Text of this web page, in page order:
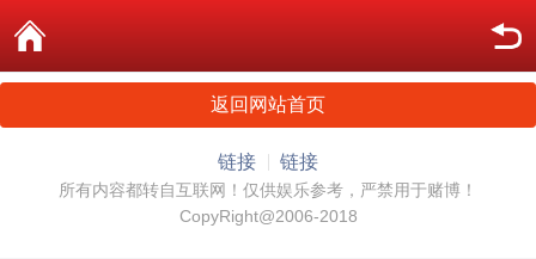
返回网站首页
链接 链接
所有内容都转自互联网！仅供娱乐参考，严禁用于赌博！
CopyRight@2006-2018